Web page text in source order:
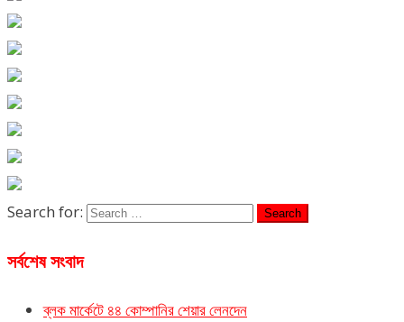
Search for:
সর্বশেষ সংবাদ
ব্লক মার্কেটে ৪৪ কোম্পানির শেয়ার লেনদেন